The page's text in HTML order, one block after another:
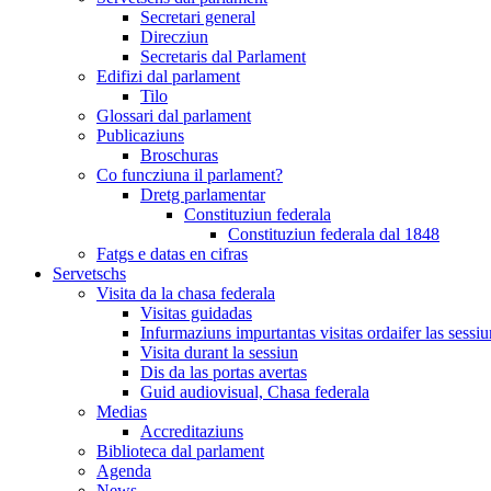
Secretari general
Direcziun
Secretaris dal Parlament
Edifizi dal parlament
Tilo
Glossari dal parlament
Publicaziuns
Broschuras
Co funcziuna il parlament?
Dretg parlamentar
Constituziun federala
Constituziun federala dal 1848
Fatgs e datas en cifras
Servetschs
Visita da la chasa federala
Visitas guidadas
Infurmaziuns impurtantas visitas ordaifer las
Visita durant la sessiun
Dis da las portas avertas
Guid audiovisual, Chasa federala
Medias
Accreditaziuns
Biblioteca dal parlament
Agenda